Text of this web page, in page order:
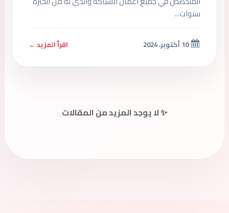
سنوات...
10 أكتوبر، 2024 اقرأ المزيد ←
✨ لا يوجد المزيد من المقالات